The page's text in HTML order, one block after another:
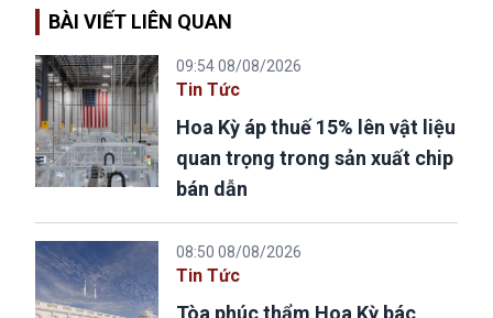
BÀI VIẾT LIÊN QUAN
09:54 08/08/2026
Tin Tức
Hoa Kỳ áp thuế 15% lên vật liệu
quan trọng trong sản xuất chip
bán dẫn
08:50 08/08/2026
Tin Tức
Tòa phúc thẩm Hoa Kỳ bác